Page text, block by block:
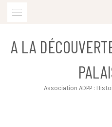
A LA
Association ADPP :